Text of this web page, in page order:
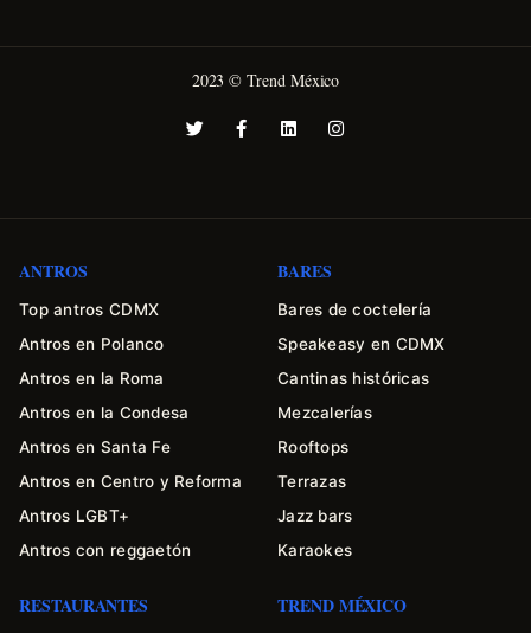
2023 © Trend México
ANTROS
Top antros CDMX
Antros en Polanco
Antros en la Roma
Antros en la Condesa
Antros en Santa Fe
Antros en Centro y Reforma
Antros LGBT+
Antros con reggaetón
BARES
Bares de coctelería
Speakeasy en CDMX
Cantinas históricas
Mezcalerías
Rooftops
Terrazas
Jazz bars
Karaokes
RESTAURANTES TREND MÉXICO